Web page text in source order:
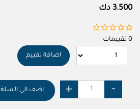
3.500 دك
0 تقييمات
اضافة تقييم
اضف الى السلة